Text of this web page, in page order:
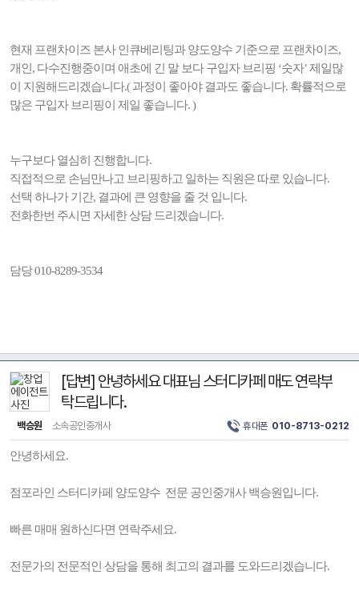
현재 프랜차이즈 본사 인큐베리팅과 양도양수 기준으로 프랜차이즈,
개인, 다수진행중이며 애초에 긴 말 보다 구입자 브리핑 ‘숫자’ 제일많
이 지원해드리겠습니다.( 과정이 좋아야 결과도 좋습니다. 확률적으로
많은 구입자 브리핑이 제일 좋습니다. )
누구보다 열심히 진행합니다.
직접적으로 손님만나고 브리핑하고 일하는 직원은 따로 있습니다.
선택 하나가 기간, 결과에 큰 영향을 줄 것 입니다.
전화한번 주시면 자세한 상담 드리겠습니다.
담당 010-8289-3534
[답변] 안녕하세요 대표님 스터디카페 매도 연락부
탁드립니다.
백승원 소속공인중개사 휴대폰 010-8713-0212
안녕하세요.
점포라인 스터디카페 양도양수 전문 공인중개사 백승원입니다.
빠른 매매 원하신다면 연락주세요.
전문가의 전문적인 상담을 통해 최고의 결과를 도와드리겠습니다.